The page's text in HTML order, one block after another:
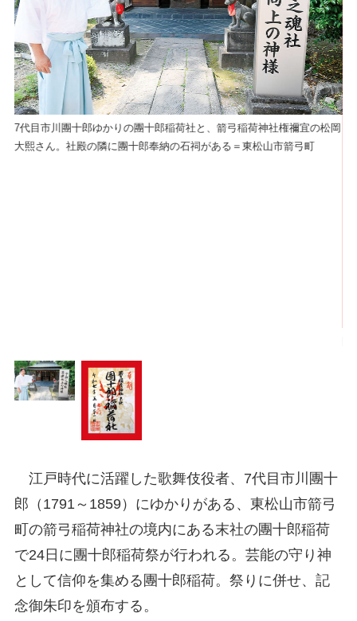
7代目市川團十郎ゆかりの團十郎稲荷社と、箭弓稲荷神社権禰宜の松岡
大熙さん。社殿の隣に團十郎奉納の石祠がある＝東松山市箭弓町
江戸時代に活躍した歌舞伎役者、7代目市川團十
郎（1791～1859）にゆかりがある、東松山市箭弓
町の箭弓稲荷神社の境内にある末社の團十郎稲荷
で24日に團十郎稲荷祭が行われる。芸能の守り神
として信仰を集める團十郎稲荷。祭りに併せ、記
念御朱印を頒布する。